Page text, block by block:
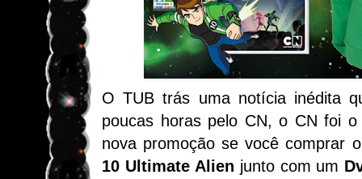
O TUB trás uma notícia inédita
poucas horas pelo CN, o CN foi
nova promoção se você comprar
10 Ultimate Alien junto com um